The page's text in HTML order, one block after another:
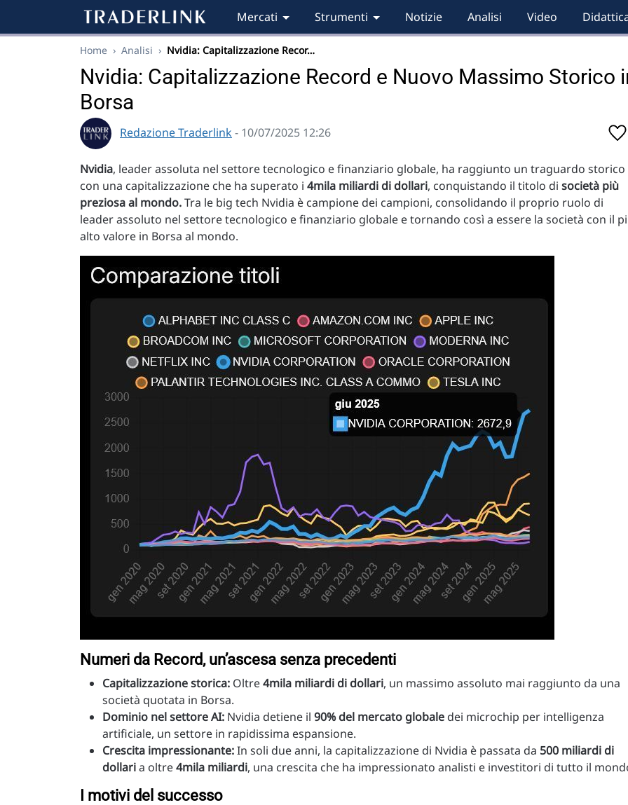
Mercati Strumenti Notizie Analisi Video
Home › Analisi › Nvidia: Capitalizzazione Recor…
Nvidia: Capitalizzazione Record e Nuovo Massimo Storico
Borsa
Redazione Traderlink - 10/07/2025 12:26
Nvidia, leader assoluta nel settore tecnologico e finanziario globale, ha raggiunto un traguardo storico
con una capitalizzazione che ha superato i 4mila miliardi di dollari, conquistando il titolo di società più
preziosa al mondo.Tra le big tech Nvidia è campione dei campioni, consolidando il proprio ruolo di
leader assoluto nel settore tecnologico e finanziario globale e tornando così a essere la società con il
alto valore in Borsa al mondo.
Numeri da Record, un’ascesa senza precedenti
Capitalizzazione storica: Oltre4mila miliardi di dollari, un massimo assoluto mai raggiunto da una
società quotata in Borsa.
Dominio nel settore AI: Nvidia detiene il 90% del mercato globale dei microchip per intelligenza
artificiale, un settore in rapidissima espansione.
Crescita impressionante:In soli due anni, la capitalizzazione di Nvidia è passata da 500 miliardi di
dollaria oltre4mila miliardi, una crescita che ha impressionato analisti e investitori di tutto il
I motivi del successo